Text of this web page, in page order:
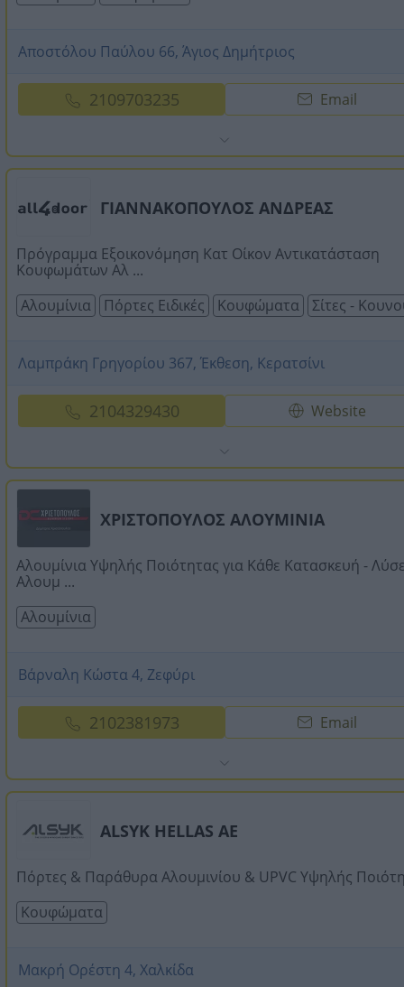
Αποστόλου Παύλου 66, Άγιος Δημήτριος
2109703235 Email
ΓΙΑΝΝΑΚΟΠΟΥΛΟΣ ΑΝΔΡΕΑΣ
Πρόγραμμα Εξοικονόμηση Κατ Οίκον Αντικατάσταση
Κουφωμάτων Αλ ...
Αλουμίνια
Πόρτες Ειδικές Κουφώματα Σίτες -
Λαμπράκη Γρηγορίου 367, Έκθεση, Κερατσίνι
2104329430 Website
ΧΡΙΣΤΟΠΟΥΛΟΣ ΑΛΟΥΜΙΝΙΑ
Αλουμίνια Υψηλής Ποιότητας για Κάθε Κατασκευή -
Αλουμ ...
Αλουμίνια
Βάρναλη Κώστα 4, Ζεφύρι
2102381973 Email
ALSYK HELLAS AE
Πόρτες & Παράθυρα Αλουμινίου & UPVC Υψηλής
Κουφώματα
Μακρή Ορέστη 4, Χαλκίδα